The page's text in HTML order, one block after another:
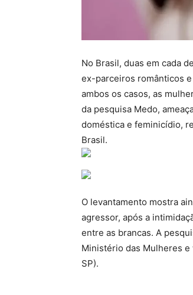
No Brasil, duas em cada
ex-parceiros românticos
ambos os casos, as
da pesquisa Medo,
doméstica e feminicídio,
Brasil.
O levantamento mostra
agressor, após a
entre as brancas. A
Ministério das Mulheres e
SP).